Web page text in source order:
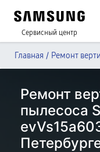
Сервисный центр
Главная / Ремонт
Ремонт
пылесоса